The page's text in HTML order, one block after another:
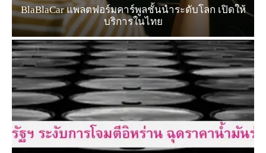
BlaBlaCar แพลตฟอร์มคาร์พูลชั้นนำระดับโลก เปิดให้
บริการในไทย